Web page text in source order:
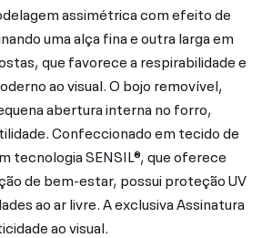
assimétrica com efeito de
uma alça fina e outra larga em
que favorece a respirabilidade e
ao visual. O bojo removível,
abertura interna no forro,
Confeccionado em tecido de
tecnologia SENSIL®, que oferece
de bem-estar, possui proteção UV
ao ar livre. A exclusiva Assinatura
ao visual.